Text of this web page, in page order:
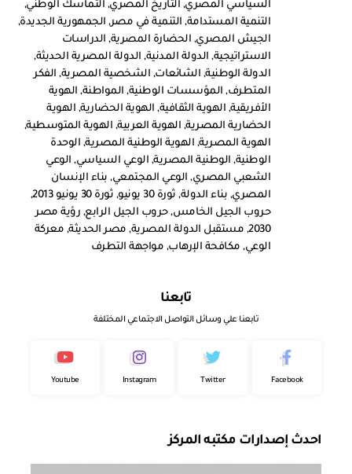
السياسي المصري,التاريخ المصري,التماسك الوطني,
التنمية المستدامة,التنمية في مصر,الجمهورية الجديدة,
الجيش المصري,الحضارة المصرية,الدراسات
الاستراتيجية,الدولة المدنية,الدولة المصرية الحديثة,
الدولة الوطنية,الشائعات,الشخصية المصرية,الفكر
المتطرف,المؤسسات الوطنية,المواطنة,الهوية
الأفريقية,الهوية الثقافية,الهوية الحضارية,الهوية
الحضارية المصرية,الهوية العربية,الهوية المتوسطية,
الهوية المصرية,الهوية الوطنية المصرية,الوحدة
الوطنية,الوطنية المصرية,الوعي السياسي,الوعي
الشعبي المصري,الوعي المجتمعي,بناء الإنسان
المصري,بناء الدولة,ثورة 30 يونيو ,ثورة 30 يونيو 2013
,
حروب الجيل الخامس,حروب الجيل الرابع,رؤية مصر
2030
,مستقبل الدولة المصرية,مصر الحديثة,معركة
الوعي,مكافحة الإرهاب,مواجهة التطرف
تابعنا
تابعنا علي وسائل التواصل الاجتماعي المختلفة
Facebook
Twitter
Instagram
Youtube
احدث إصدارات مكتبه المركز